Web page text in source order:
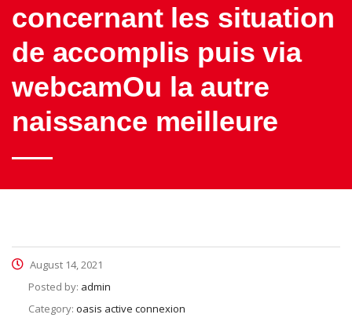
concernant les situation
de accomplis puis via
webcamOu la autre
naissance meilleure
August 14, 2021
Posted by: admin
Category: oasis active connexion